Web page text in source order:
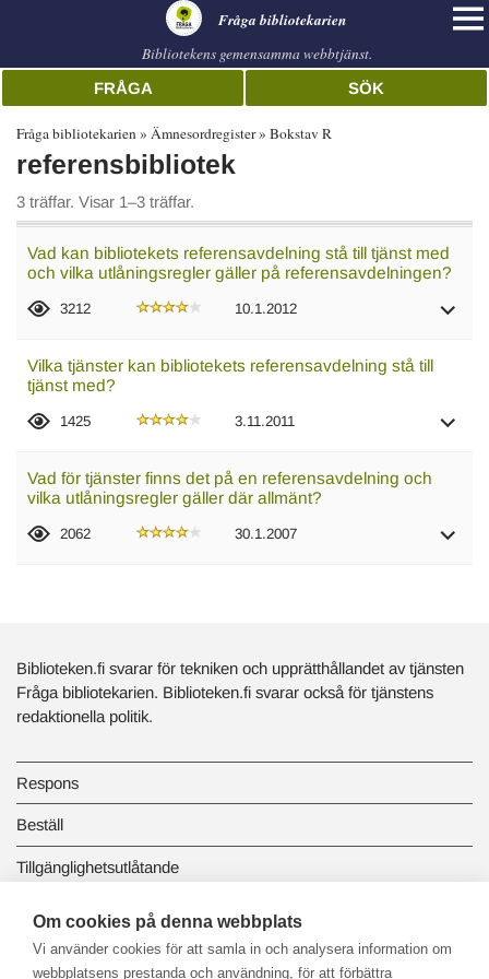
Fråga bibliotekarien
Bibliotekens gemensamma webbtjänst.
FRÅGA SÖK
Fråga bibliotekarien Ämnesordregister Bokstav R
referensbibliotek
3 träffar. Visar 1–3 träffar.
Vad kan bibliotekets referensavdelning stå till tjänst med
och vilka utlåningsregler gäller på referensavdelningen?
3212 10.1.2012
Vilka tjänster kan bibliotekets referensavdelning stå till
tjänst med?
1425 3.11.2011
Vad för tjänster finns det på en referensavdelning och
vilka utlåningsregler gäller där allmänt?
2062 30.1.2007
Biblioteken.fi svarar för tekniken och upprätthållandet av tjänsten
Fråga bibliotekarien. Biblioteken.fi svarar också för tjänstens
redaktionella politik.
Respons
Beställ
Tillgänglighetsutlåtande
Dataskydd och registerbeskrivningar
Länkbiblioteket
Om cookies på denna webbplats
Vi använder cookies för att samla in och analysera information om
webbplatsens prestanda och användning, för att förbättra